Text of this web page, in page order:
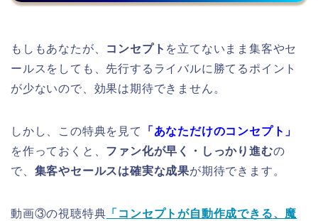
もしもあなたが、 コンセプト を立てないまま集客やセ
ールスをしても、先行するライバルに勝てるポイント
が少ないので、効果は期待できません。
しかし、この特典を見て
「あなただけのコンセプト」
を作っておくと、 ファン化が早く・しっかり進むの
で、 集客やセールスは確実な成果が期待できます。
動画③の視聴特典 「コンセプトが自動作成できる、魔